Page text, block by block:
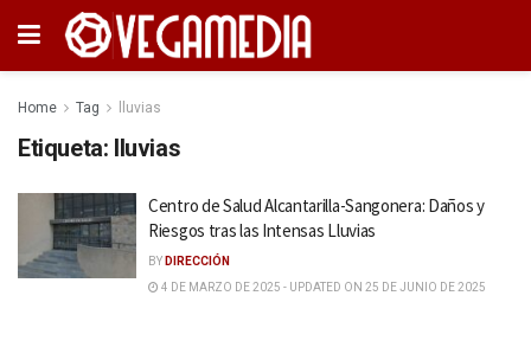
Home Tag lluvias
Etiqueta: lluvias
Centro de Salud Alcantarilla-Sangonera: Daños y
Riesgos tras las Intensas Lluvias
BY DIRECCIÓN
4 DE MARZO DE 2025 - UPDATED ON 25 DE JUNIO DE 2025